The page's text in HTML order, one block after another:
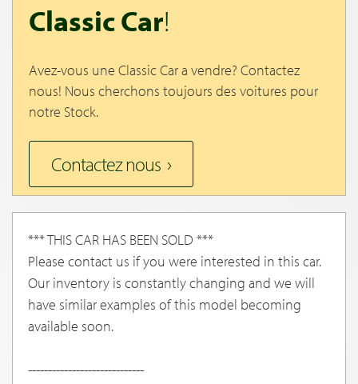
Classic Car!
Avez-vous une Classic Car a vendre? Contactez
nous! Nous cherchons toujours des voitures pour
notre Stock.
Contactez nous
*** THIS CAR HAS BEEN SOLD ***
Please contact us if you were interested in this car.
Our inventory is constantly changing and we will
have similar examples of this model becoming
available soon.
-----------------------------